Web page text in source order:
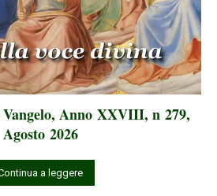
Anno XXVIII, n 279,
Agosto 2026
a leggere